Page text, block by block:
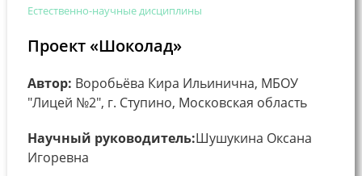
Естественно-научные дисциплины
Проект «Шоколад»
Автор: Воробьёва Кира Ильинична, МБОУ
"Лицей №2", г. Ступино, Московская область
Научный руководитель:Шушукина Оксана
Игоревна